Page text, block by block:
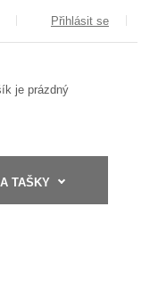
Přihlásit se
je prázdný
TAŠKY